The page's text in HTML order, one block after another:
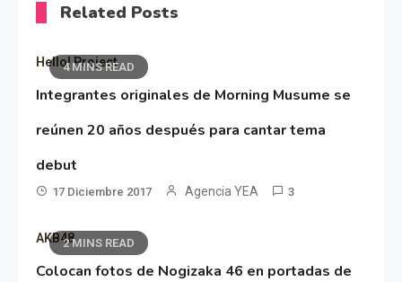
Related Posts
4 MINS READ
Hello! Project
Integrantes originales de Morning Musume se
reúnen 20 años después para cantar tema
debut
17 Diciembre 2017 Agencia YEA 3
2 MINS READ
AKB48
Colocan fotos de Nogizaka 46 en portadas de